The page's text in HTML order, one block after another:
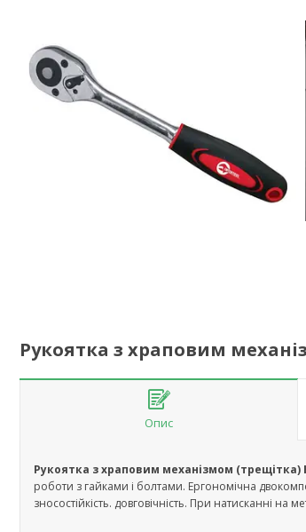
Рукоятка з храповим
Опис
Рукоятка з храповим механізмом (трещітка)
роботи з гайками і болтами. Ергономічна
зносостійкість. довговічність. При натисканні на